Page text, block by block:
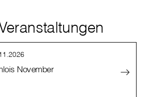
November